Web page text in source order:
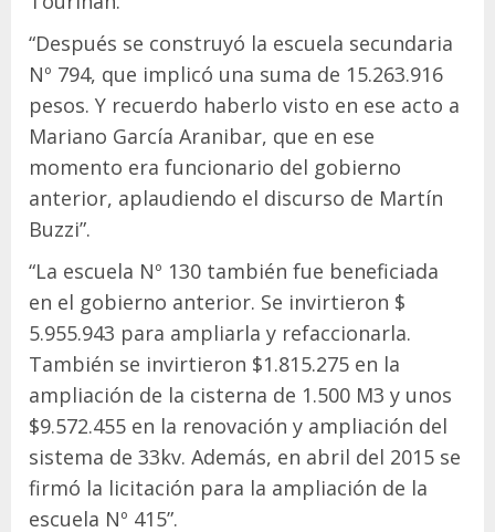
“Después se construyó la escuela secundaria
Nº 794, que implicó una suma de 15.263.916
pesos. Y recuerdo haberlo visto en ese acto a
Mariano García Aranibar, que en ese
momento era funcionario del gobierno
anterior, aplaudiendo el discurso de Martín
Buzzi”.
“La escuela Nº 130 también fue beneficiada
en el gobierno anterior. Se invirtieron $
5.955.943 para ampliarla y refaccionarla.
También se invirtieron $1.815.275 en la
ampliación de la cisterna de 1.500 M3 y unos
$9.572.455 en la renovación y ampliación del
sistema de 33kv. Además, en abril del 2015 se
firmó la licitación para la ampliación de la
escuela Nº 415”.